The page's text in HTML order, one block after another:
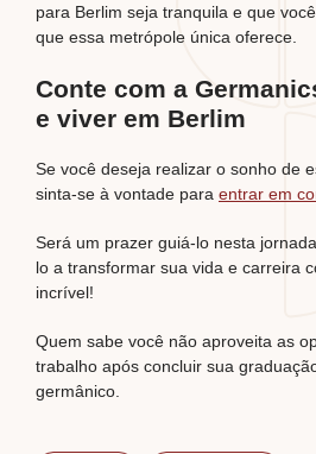
para Berlim seja tranquila e que
que essa metrópole única oferece.
Conte com a
e viver em Berlim
Se você deseja realizar o sonho de
sinta-se à vontade para entrar em
Será um prazer guiá-lo nesta
lo a transformar sua vida e carreira
incrível!
Quem sabe você não aproveita as
trabalho após concluir sua
germânico.